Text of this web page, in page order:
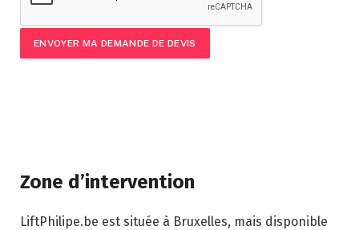
Zone d’intervention
LiftPhilipe.be est située à Bruxelles, mais disponible